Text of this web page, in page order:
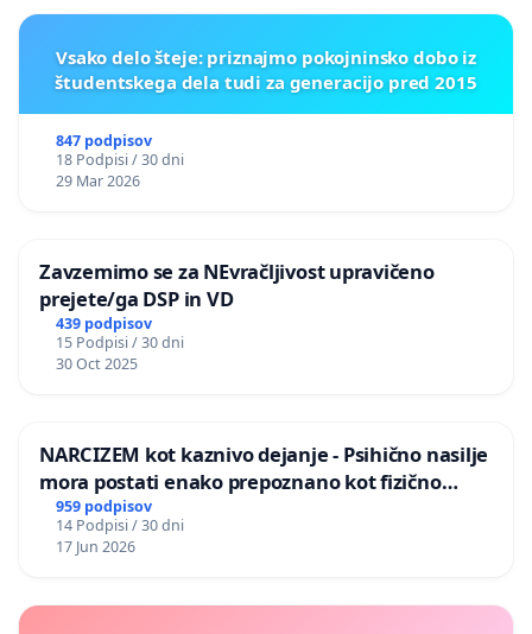
Vsako delo šteje: priznajmo pokojninsko dobo iz
študentskega dela tudi za generacijo pred 2015
847 podpisov
18 Podpisi / 30 dni
29 Mar 2026
Zavzemimo se za NEvračljivost upravičeno
prejete/ga DSP in VD
439 podpisov
15 Podpisi / 30 dni
30 Oct 2025
NARCIZEM kot kaznivo dejanje - Psihično nasilje
mora postati enako prepoznano kot fizično
nasilje
959 podpisov
14 Podpisi / 30 dni
17 Jun 2026